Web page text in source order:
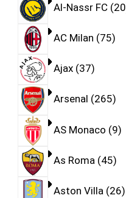
Al-Nassr FC 20
AC Milan 75
Ajax 37
Arsenal 265
AS Monaco 9
As Roma 45
Aston Villa 26